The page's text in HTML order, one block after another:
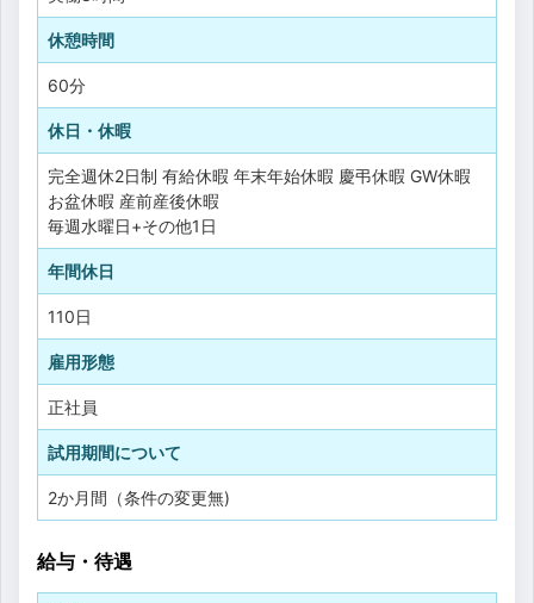
休憩時間
60分
休日・休暇
完全週休2日制 有給休暇 年末年始休暇 慶弔休暇 GW休暇
お盆休暇 産前産後休暇
毎週水曜日+その他1日
年間休日
110日
雇用形態
正社員
試用期間について
2か月間（条件の変更無)
給与・待遇